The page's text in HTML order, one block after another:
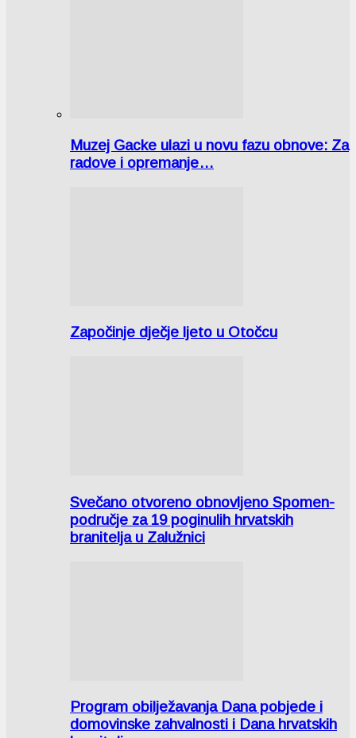
Muzej Gacke ulazi u novu fazu obnove: Za
radove i opremanje…
Započinje dječje ljeto u Otočcu
Svečano otvoreno obnovljeno Spomen-
područje za 19 poginulih hrvatskih
branitelja u Zalužnici
Program obilježavanja Dana pobjede i
domovinske zahvalnosti i Dana hrvatskih